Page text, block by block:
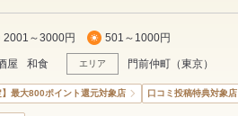
2001～3000円 501～1000円
屋 和食 エリア 門前仲町 （東京）
】最大800ポイント還元対象店 口コミ投稿特典対象店